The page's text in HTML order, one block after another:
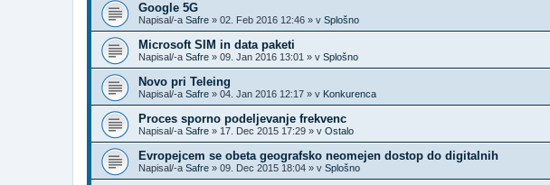
Google 5G
Napisal/-a Safre » 02. Feb 2016 12:46 » v Splošno
Microsoft SIM in data paketi
Napisal/-a Safre » 09. Jan 2016 13:01 » v Splošno
Novo pri Teleing
Napisal/-a Safre » 04. Jan 2016 12:17 » v Konkurenca
Proces sporno podeljevanje frekvenc
Napisal/-a Safre » 17. Dec 2015 17:29 » v Ostalo
Evropejcem se obeta geografsko neomejen dostop do digitalnih
Napisal/-a Safre » 09. Dec 2015 18:04 » v Splošno